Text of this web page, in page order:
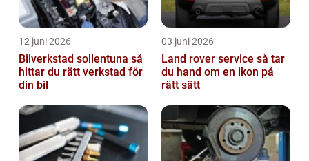
12 juni 2026
Bilverkstad sollentuna så
hittar du rätt verkstad för
din bil
03 juni 2026
Land rover service så tar
du hand om en ikon på
rätt sätt